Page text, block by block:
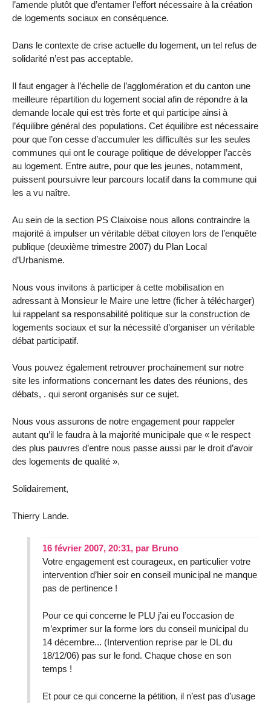
l’amende plutôt que d’entamer l’effort nécessaire à la création
de logements sociaux en conséquence.
Dans le contexte de crise actuelle du logement, un tel refus de
solidarité n’est pas acceptable.
Il faut engager à l’échelle de l’agglomération et du canton une
meilleure répartition du logement social afin de répondre à la
demande locale qui est très forte et qui participe ainsi à
l’équilibre général des populations. Cet équilibre est nécessaire
pour que l’on cesse d’accumuler les difficultés sur les seules
communes qui ont le courage politique de développer l’accès
au logement. Entre autre, pour que les jeunes, notamment,
puissent poursuivre leur parcours locatif dans la commune qui
les a vu naître.
Au sein de la section PS Claixoise nous allons contraindre la
majorité à impulser un véritable débat citoyen lors de l’enquête
publique (deuxième trimestre 2007) du Plan Local
d’Urbanisme.
Nous vous invitons à participer à cette mobilisation en
adressant à Monsieur le Maire une lettre (ficher à télécharger)
lui rappelant sa responsabilité politique sur la construction de
logements sociaux et sur la nécessité d’organiser un véritable
débat participatif.
Vous pouvez également retrouver prochainement sur notre
site les informations concernant les dates des réunions, des
débats, . qui seront organisés sur ce sujet.
Nous vous assurons de notre engagement pour rappeler
autant qu’il le faudra à la majorité municipale que « le respect
des plus pauvres d’entre nous passe aussi par le droit d’avoir
des logements de qualité ».
Solidairement,
Thierry Lande.
16 février 2007, 20:31, par Bruno
Votre engagement est courageux, en particulier votre
intervention d’hier soir en conseil municipal ne manque
pas de pertinence !
Pour ce qui concerne le PLU j’ai eu l’occasion de
m’exprimer sur la forme lors du conseil municipal du
14 décembre... (Intervention reprise par le DL du
18/12/06) pas sur le fond. Chaque chose en son
temps !
Et pour ce qui concerne la pétition, il n’est pas d’usage